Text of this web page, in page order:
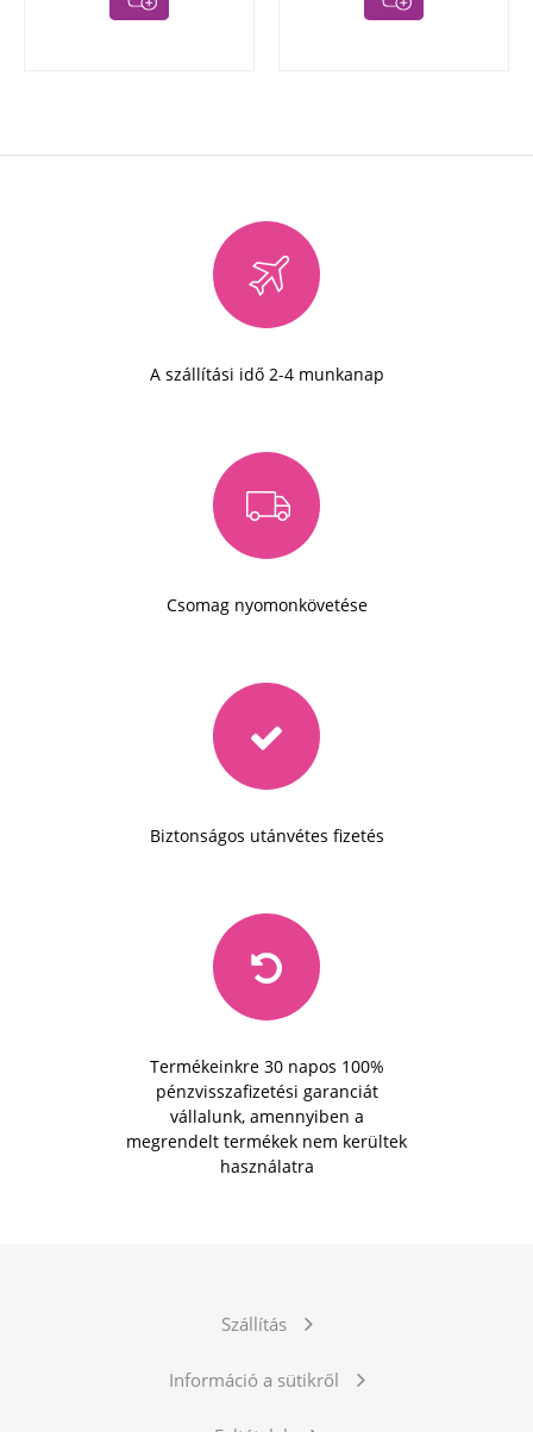
A szállítási idő 2-4 munkanap
Csomag nyomonkövetése
Biztonságos utánvétes fizetés
Termékeinkre 30 napos 100%
pénzvisszafizetési garanciát
vállalunk, amennyiben a
megrendelt termékek nem kerültek
használatra
Szállítás
Információ a sütikről